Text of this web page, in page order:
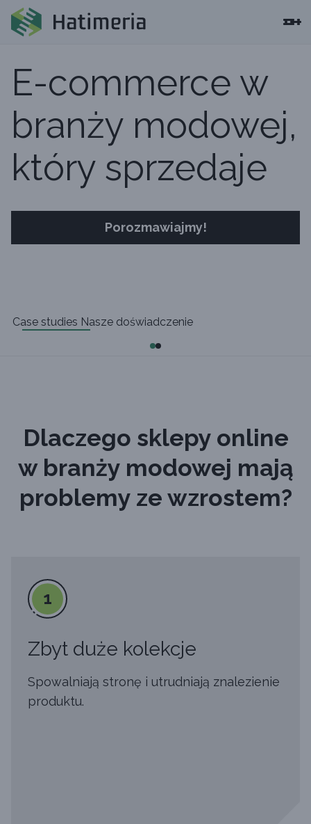
E-commerce w
branży modowej,
który sprzedaje
Porozmawiajmy!
Case studies Nasze doświadczenie
Dlaczego sklepy online
w branży modowej mają
problemy ze wzrostem?
1
Zbyt duże kolekcje
Spowalniają stronę i utrudniają znalezienie
produktu.